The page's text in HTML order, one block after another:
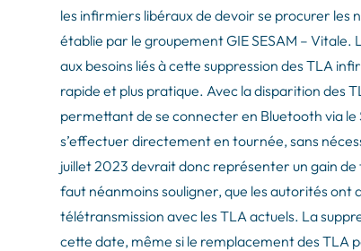
les infirmiers libéraux de devoir se procurer les
établie par le groupement GIE SESAM –
aux besoins liés à cette suppression des TLA
rapide et plus pratique. Avec la disparition des
permettant de se connecter en Bluetooth via
s’effectuer directement en tournée, sans
juillet 2023 devrait donc représenter un gain
faut néanmoins souligner, que les autorités ont
télétransmission avec les TLA actuels. La
cette date, même si le remplacement des TLA